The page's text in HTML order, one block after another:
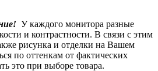
У каждого монитора разные
и контрастности. В связи с этим
рисунка и отделки на Вашем
по оттенкам от фактических
это при выборе товара.